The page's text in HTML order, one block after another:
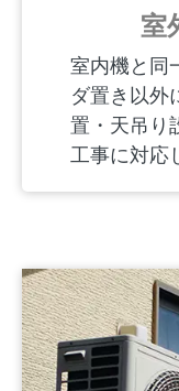
室
室内機と同
ダ置き以外
置・天吊り
工事に対応